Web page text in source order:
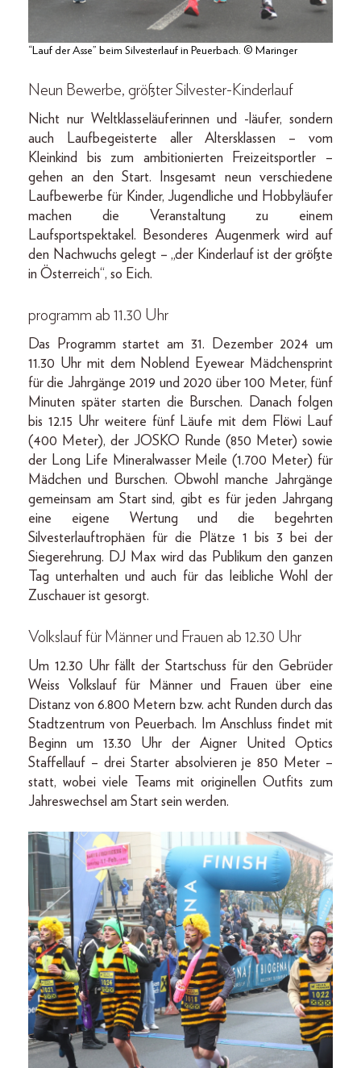
“Lauf der Asse” beim Silvesterlauf in Peuerbach. © Maringer
Neun Bewerbe, größter Silvester-Kinderlauf
Nicht nur Weltklasseläuferinnen und -läufer, sondern
auch Laufbegeisterte aller Altersklassen – vom
Kleinkind bis zum ambitionierten Freizeitsportler –
gehen an den Start. Insgesamt neun verschiedene
Laufbewerbe für Kinder, Jugendliche und Hobbyläufer
machen die Veranstaltung zu einem
Laufsportspektakel. Besonderes Augenmerk wird auf
den Nachwuchs gelegt – „der Kinderlauf ist der größte
in Österreich“, so Eich.
programm ab 11.30 Uhr
Das Programm startet am 31. Dezember 2024 um
11.30 Uhr mit dem Noblend Eyewear Mädchensprint
für die Jahrgänge 2019 und 2020 über 100 Meter, fünf
Minuten später starten die Burschen. Danach folgen
bis 12.15 Uhr weitere fünf Läufe mit dem Flöwi Lauf
(400 Meter), der JOSKO Runde (850 Meter) sowie
der Long Life Mineralwasser Meile (1.700 Meter) für
Mädchen und Burschen. Obwohl manche Jahrgänge
gemeinsam am Start sind, gibt es für jeden Jahrgang
eine eigene Wertung und die begehrten
Silvesterlauftrophäen für die Plätze 1 bis 3 bei der
Siegerehrung. DJ Max wird das Publikum den ganzen
Tag unterhalten und auch für das leibliche Wohl der
Zuschauer ist gesorgt.
Volkslauf für Männer und Frauen ab 12.30 Uhr
Um 12.30 Uhr fällt der Startschuss für den Gebrüder
Weiss Volkslauf für Männer und Frauen über eine
Distanz von 6.800 Metern bzw. acht Runden durch das
Stadtzentrum von Peuerbach. Im Anschluss findet mit
Beginn um 13.30 Uhr der Aigner United Optics
Staffellauf – drei Starter absolvieren je 850 Meter –
statt, wobei viele Teams mit originellen Outfits zum
Jahreswechsel am Start sein werden.